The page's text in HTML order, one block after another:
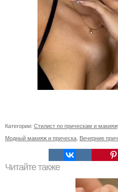
Категории: Стилист по прическам и
Модный макияж и прическа Вечерние
Читайте также